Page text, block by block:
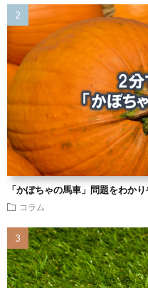
「かぼちゃの馬車」問題をわか
コラム